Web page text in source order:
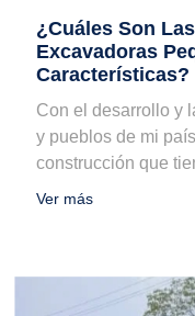
¿Cuáles Son
Excavadoras
Características?
Con el desarrollo y
y pueblos de mi
construcción que
Ver más